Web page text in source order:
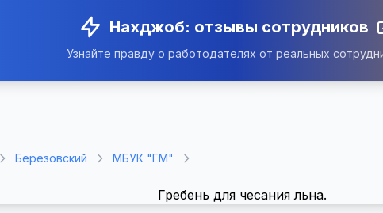
Нахджоб: отзывы сотрудников
Узнайте правду о работодателях от реальных
Березовский МБУК "ГМ"